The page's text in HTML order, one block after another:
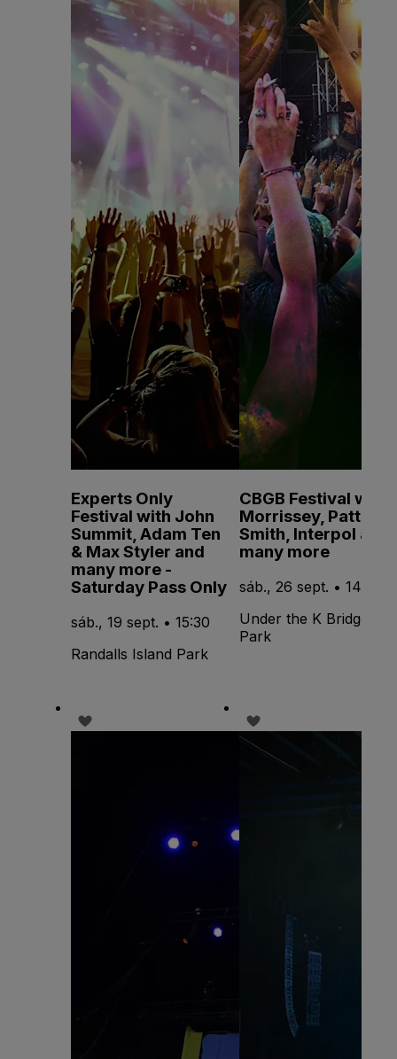
Experts Only
Festival with John
Summit, Adam Ten
& Max Styler and
many more -
Saturday Pass Only
sáb., 19 sept. • 15:30
Randalls Island Park
CBGB Festival with
Morrissey, Patti
Smith, Interpol and
many more
sáb., 26 sept. • 14:00
Under the K Bridge
Park